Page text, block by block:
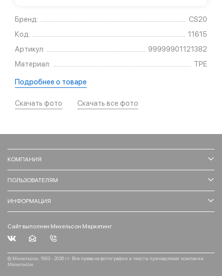
Бренд:
CS20
Код:
11615
Артикул:
99999901121382
Материал:
TPE
Подробнее о товаре
Скачать фото Скачать все фото
КОМПАНИЯ
ПОЛЬЗОВАТЕЛЯМ
ИНФОРМАЦИЯ
Сайт выполнен Михельсон Маркетинг
© Михельсон, 1993 - 2026 гг. Все права на фотографии и тексты принадлежат компании
Михельсон.